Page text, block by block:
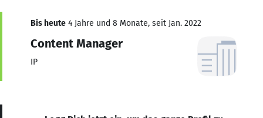
Bis heute 4 Jahre und 8 Monate, seit Jan. 2022
Content Manager
IP